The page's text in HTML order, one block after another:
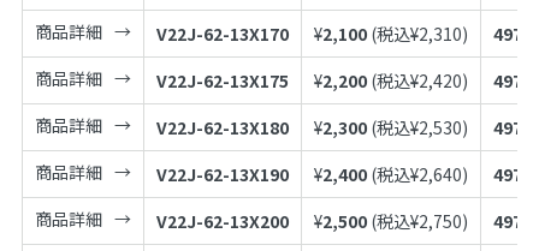
商品詳細
V22J-62-13X170 ¥2,100 (税込¥2,310)
商品詳細
V22J-62-13X175 ¥2,200 (税込¥2,420)
商品詳細
V22J-62-13X180 ¥2,300 (税込¥2,530)
商品詳細
V22J-62-13X190 ¥2,400 (税込¥2,640)
商品詳細
V22J-62-13X200 ¥2,500 (税込¥2,750)